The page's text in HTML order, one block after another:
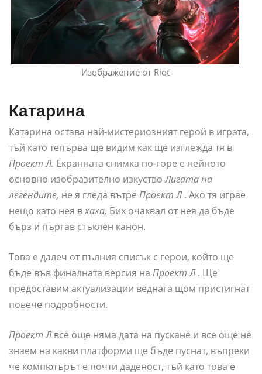
Изображение от Riot
Катарина
Катарина остава най-мистериозният герой в играта,
тъй като тепърва ще видим как ще изглежда тя в
Проект Л. Екранната снимка по-горе е нейното
основно изобразително изкуствоЛигата на
легендите, не я гледа вътре Проект Л. Ако тя играе
нещо като нея вхаха, Бих очаквал от нея да бъде
бърз и пъргав стъклен канон.
Това е далеч от пълния списък с герои, който ще
бъде във финалната версия на Проект Л. Ще
предоставим актуализации веднага щом пристигнат
повече подробности.
Проект Лвсе още няма дата на пускане и все още не
знаем на какви платформи ще бъде пуснат, въпреки
че компютърът е почти даденост, тъй като това е